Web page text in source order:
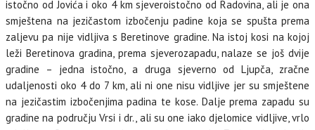
istočno od Jovića i oko 4 km sjeveroistočno od Radovina, ali je ona
smještena na jezičastom izbočenju padine koja se spušta prema
zaljevu pa nije vidljiva s Beretinove gradine. Na istoj kosi na kojoj
leži Beretinova gradina, prema sjeverozapadu, nalaze se još dvije
gradine – jedna istočno, a druga sjeverno od Ljupča, zračne
udaljenosti oko 4 do 7 km, ali ni one nisu vidljive jer su smještene
na jezičastim izbočenjima padina te kose. Dalje prema zapadu su
gradine na području Vrsi i dr., ali su one iako djelomice vidljive, vrlo